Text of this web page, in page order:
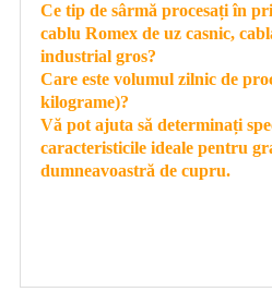
Ce tip de sârmă procesați în
cablu Romex de uz casnic,
industrial gros?
Care este volumul zilnic de
kilograme)?
Vă pot ajuta să determinați
caracteristicile ideale pentru
dumneavoastră de cupru.